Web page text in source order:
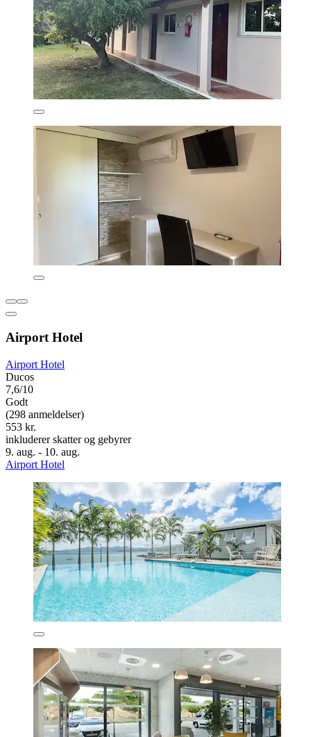
Airport Hotel
Airport Hotel
Ducos
7,6/10
Godt
(298 anmeldelser)
553 kr.
inkluderer skatter og gebyrer
9. aug. - 10. aug.
Airport Hotel